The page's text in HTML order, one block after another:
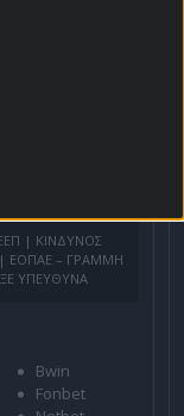
| ΚΙΝΔΥΝΟΣ
| ΕΟΠΑΕ – ΓΡΑΜΜΗ
ΥΠΕΥΘΥΝΑ
Bwin
Fonbet